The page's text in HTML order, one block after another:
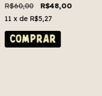
R$60,00 R$48,00
11 x de R$5,27
COMPRAR